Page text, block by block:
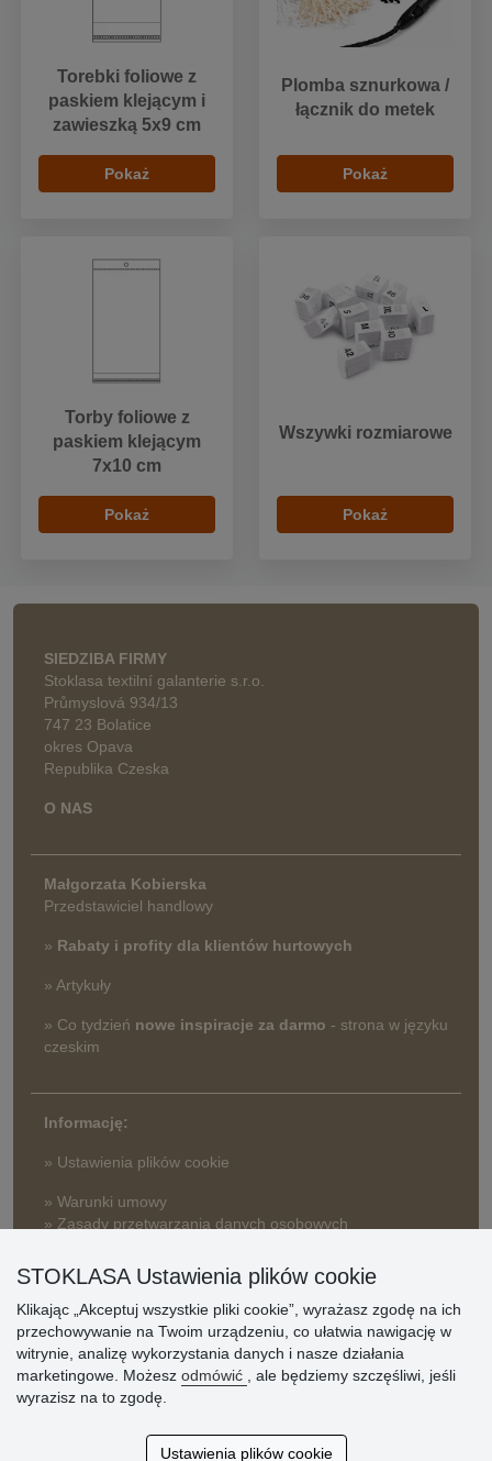
Torebki foliowe z
paskiem klejącym i
zawieszką 5x9 cm
Pokaż
Plomba sznurkowa /
łącznik do metek
Pokaż
Torby foliowe z
paskiem klejącym
7x10 cm
Pokaż
Wszywki rozmiarowe
Pokaż
SIEDZIBA FIRMY
Stoklasa textilní galanterie s.r.o.
Průmyslová 934/13
747 23 Bolatice
okres Opava
Republika Czeska
O NAS
Małgorzata Kobierska
Przedstawiciel handlowy
» Rabaty i profity dla klientów hurtowych
» Artykuły
» Co tydzień nowe inspiracje za darmo - strona w języku
czeskim
Informację:
» Ustawienia plików cookie
» Warunki umowy
» Zasady przetwarzania danych osobowych
» Reklamacje
» Dlaczego należy się zarejestrować?
» Najczęściej zadawane pytania
STOKLASA Ustawienia plików cookie
Klikając „Akceptuj wszystkie pliki cookie”, wyrażasz zgodę na ich
przechowywanie na Twoim urządzeniu, co ułatwia nawigację w
witrynie, analizę wykorzystania danych i nasze działania
marketingowe. Możesz odmówić
, ale będziemy szczęśliwi, jeśli
wyrazisz na to zgodę.
Ustawienia plików cookie